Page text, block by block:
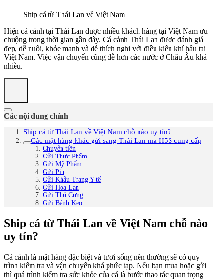
Ship cá từ Thái Lan về Việt Nam
Hiện cá cảnh tại Thái Lan được nhiều khách hàng tại Việt Nam ưu
chuộng trong thời gian gần đây. Cá cảnh Thái Lan được đánh giá
đẹp, dễ nuôi, khỏe mạnh và dễ thích nghi với điều kiện khí hậu tại
Việt Nam. Việc vận chuyển cũng dễ hơn các nước ở Châu Âu khá
nhiều.
Các nội dung chính
Ship cá từ Thái Lan về Việt Nam chỗ nào uy tín?
Các mặt hàng khác gửi sang Thái Lan mà H5S cung cấp
Chuyển tiền
Gửi Thực Phẩm
Gửi Mỹ Phẩm
Gửi Pin
Gửi Khẩu Trang Y tế
Gửi Hoa Lan
Gửi Thú Cưng
Gửi Bánh Kẹo
Ship cá từ Thái Lan về Việt Nam chỗ nào
uy tín?
Cá cảnh là mặt hàng đặc biệt và tươi sống nên thường sẽ có quy
trình kiểm tra và vận chuyển khá phức tạp. Nếu bạn mua hoặc gửi
thì quá trình kiểm tra sức khỏe của cá là bước thao tác quan trọng